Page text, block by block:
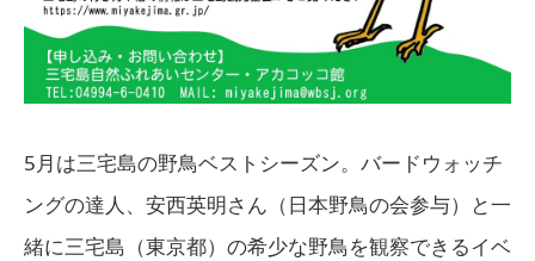
5月は三宅島の野鳥ベストシーズン。バードウォッチ
ングの達人、安西英明さん（日本野鳥の会参与）と一
緒に三宅島（東京都）の希少な野鳥を観察できるイベ